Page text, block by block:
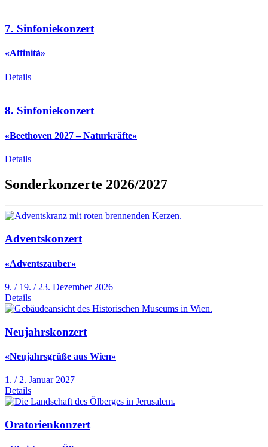
7. Sinfoniekonzert
«Affinità»
Details
8. Sinfoniekonzert
«Beethoven 2027 – Naturkräfte»
Details
Sonderkonzerte 2026/2027
Adventskonzert
«Adventszauber»
9. / 19. / 23. Dezember 2026
Details
Neujahrskonzert
«Neujahrsgrüße aus Wien»
1. / 2. Januar 2027
Details
Oratorienkonzert